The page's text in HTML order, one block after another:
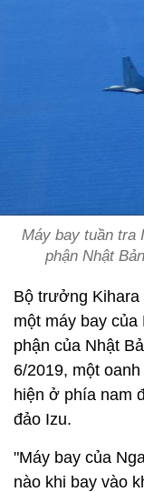
Máy bay tuần tra
phận Nhật
Bộ trưởng Kihara
một máy bay của
phận của Nhật
6/2019, một
hiện ở phía nam
đảo Izu.
"Máy bay của
nào khi bay vào